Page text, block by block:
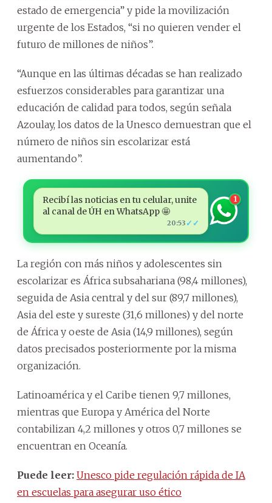
estado de emergencia” y pide la movilización
urgente de los Estados, “si no quieren vender el
futuro de millones de niños”.
“Aunque en las últimas décadas se han realizado
esfuerzos considerables para garantizar una
educación de calidad para todos, según señala
Azoulay, los datos de la Unesco demuestran que el
número de niños sin escolarizar está
aumentando”.
Recibí las noticias en tu celular, unite
al canal de ÚH en WhatsApp 🤩
20:53 ✓✓
1
La región con más niños y adolescentes sin
escolarizar es África subsahariana (98,4 millones),
seguida de Asia central y del sur (89,7 millones),
Asia del este y sureste (31,6 millones) y del norte
de África y oeste de Asia (14,9 millones), según
datos precisados posteriormente por la misma
organización.
Latinoamérica y el Caribe tienen 9,7 millones,
mientras que Europa y América del Norte
contabilizan 4,2 millones y otros 0,7 millones se
encuentran en Oceanía.
Puede leer: Unesco pide regulación rápida de IA
en escuelas para asegurar uso ético